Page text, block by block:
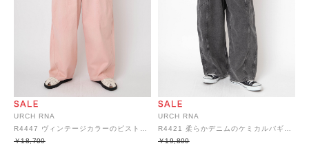
URCH RNA
R4447 ヴィンテージカラーのビストロワークパンツ
￥18,700
URCH RNA
R4421 柔らかデニムのケミカルバギーパンツ
￥19,800